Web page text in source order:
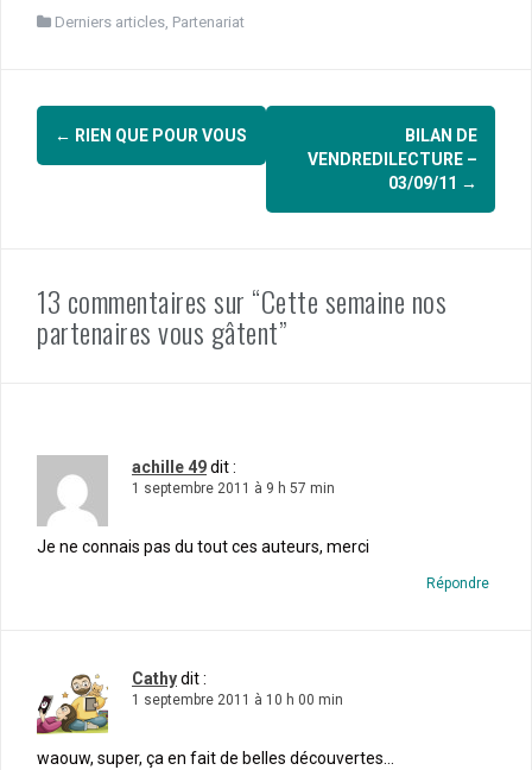
Derniers articles Partenariat
Navigation
d'article
← RIEN QUE POUR VOUS
BILAN DE
VENDREDILECTURE –
03/09/11 →
13 commentaires sur “Cette semaine nos
partenaires vous gâtent”
achille 49dit :
1 septembre 2011 à 9 h 57 min
Je ne connais pas du tout ces auteurs, merci
Répondre
Cathydit :
1 septembre 2011 à 10 h 00 min
waouw, super, ça en fait de belles découvertes…